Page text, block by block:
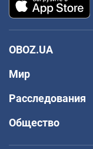
OBOZ.UA
Мир
Расследования
Общество